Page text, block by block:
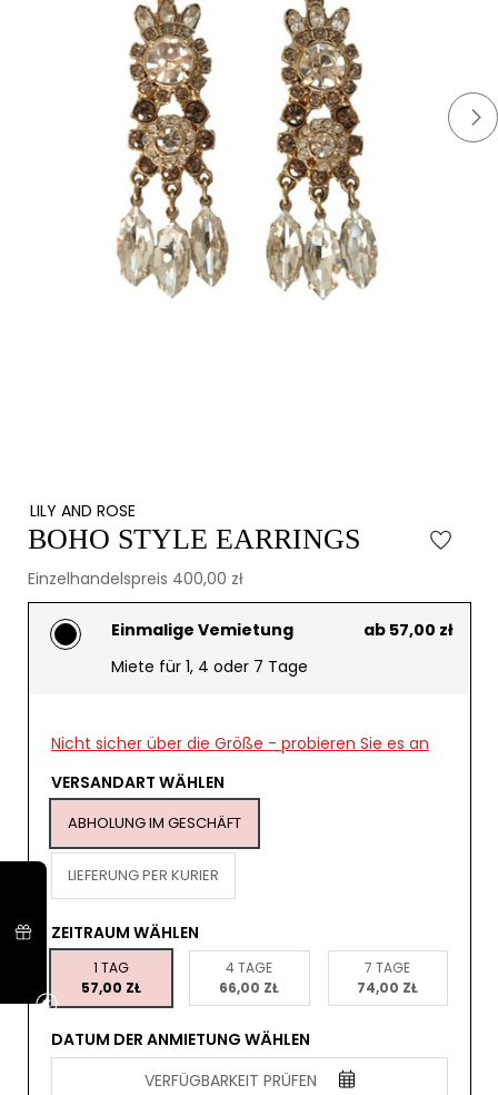
LILY AND ROSE
BOHO STYLE EARRINGS
Einzelhandelspreis 400,00 zł
Einmalige Vemietung
ab 57,00 zł
Miete für 1, 4 oder 7 Tage
Nicht sicher über die Größe - probieren Sie es an
VERSANDART WÄHLEN
ABHOLUNG IM GESCHÄFT
LIEFERUNG PER KURIER
ZEITRAUM WÄHLEN
1 TAG
57,00 ZŁ
4 TAGE
66,00 ZŁ
7 TAGE
74,00 ZŁ
DATUM DER ANMIETUNG WÄHLEN
VERFÜGBARKEIT PRÜFEN